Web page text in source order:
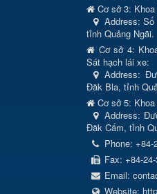
Cơ sở 3:
Address: Số
tỉnh Quảng Ngãi.
Cơ sở 4:
Sát hạch lái xe:
Address:
Đăk Bla, tỉnh
Cơ sở 5:
Address:
Đăk Cấm, tỉnh
Phone: +84-
Fax: +84-
Email:
Website: